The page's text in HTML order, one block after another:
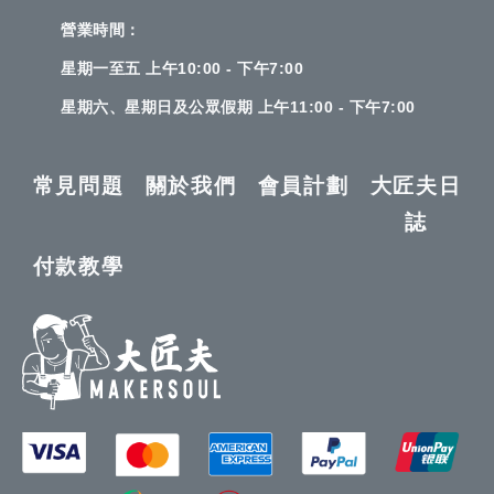
營業時間：
星期一至五 上午10:00 - 下午7:00
星期六、星期日及公眾假期 上午11:00 - 下午7:00
常見問題 關於我們 會員計劃
大匠夫日
誌
付款教學